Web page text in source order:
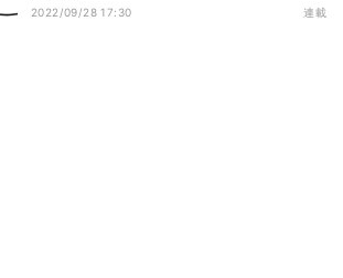
2022/09/28 17:30 連載